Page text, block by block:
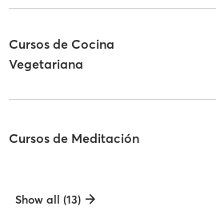
Cursos de Cocina
Vegetariana
Cursos de Meditación
Show all (13)